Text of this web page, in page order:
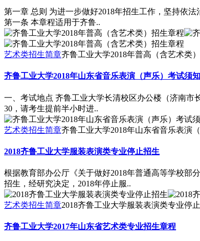
第一章 总则 为进一步做好2018年招生工作，坚持依
第一条 本章程适用于齐鲁..
艺术类招生简章齐鲁工业大学2018年普高（含艺术类
齐鲁工业大学2018年山东省音乐表演（声乐）考试须知
一、考试地点 齐鲁工业大学长清校区办公楼（济南市
30，请考生提前半小时进..
艺术类招生简章齐鲁工业大学2018年山东省音乐表演
2018齐鲁工业大学服装表演类专业停止招生
根据教育部办公厅《关于做好2018年普通高等学校部
招生，经研究决定，2018年停止服..
艺术类招生简章2018齐鲁工业大学服装表演类专业停
齐鲁工业大学2017年山东省艺术类专业招生章程